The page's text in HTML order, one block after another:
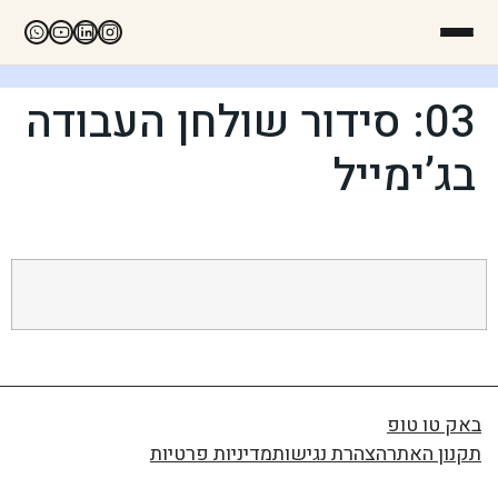
03: סידור שולחן העבודה
בג’ימייל
באק טו טופ
תקנון האתרהצהרת נגישותמדיניות פרטיות